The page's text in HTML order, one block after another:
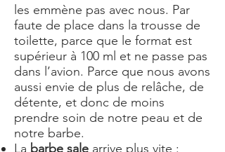
les emmène pas avec nous. Par
faute de place dans la trousse de
toilette, parce que le format est
supérieur à 100 ml et ne passe pas
dans l’avion. Parce que nous avons
aussi envie de plus de relâche, de
détente, et donc de moins
prendre soin de notre peau et de
notre barbe.
La barbe sale arrive plus vite :